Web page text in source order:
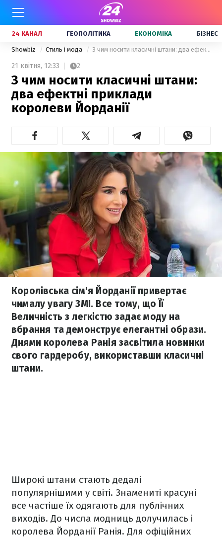
24 КАНАЛ ГЕОПОЛІТИКА ЕКОНОМІКА БІЗНЕС
Showbiz Стиль і мода З чим носити класичні штани: два ефектні приклади королеви Йорданії
21 квітня, 12:33 2
З чим носити класичні штани:
два ефектні приклади
королеви Йорданії
Королівська сім'я Йорданії привертає
чималу увагу ЗМІ. Все тому, що Її
Величність з легкістю задає моду на
вбрання та демонструє елегантні образи.
Днями королева Ранія засвітила новинки
свого гардеробу, використавши класичні
штани.
Широкі штани стають дедалі
популярнішими у світі. Знамениті красуні
все частіше їх одягають для публічних
виходів. До числа модниць долучилась і
королева Йорданії Ранія. Для офіційних